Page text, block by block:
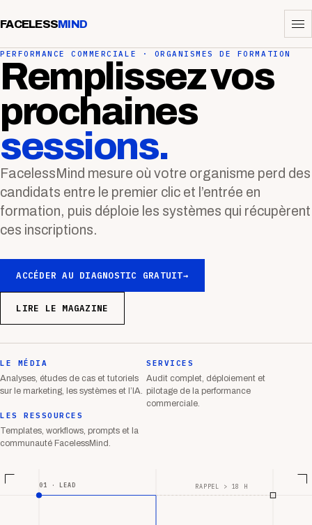
FACELESSMIND
PERFORMANCE COMMERCIALE · ORGANISMES DE FORMATION
Remplissez vos
prochaines
sessions.
FacelessMind mesure où votre organisme perd des
candidats entre le premier clic et l’entrée en
formation, puis déploie les systèmes qui récupèrent
ces inscriptions.
ACCÉDER AU DIAGNOSTIC GRATUIT→
LIRE LE MAGAZINE
LE MÉDIA
Analyses, études de cas et tutoriels
sur le marketing, les systèmes et l’IA.
SERVICES
Audit complet, déploiement et
pilotage de la performance
commerciale.
LES RESSOURCES
Templates, workflows, prompts et la
communauté FacelessMind.
01 · LEAD RAPPEL > 18 H